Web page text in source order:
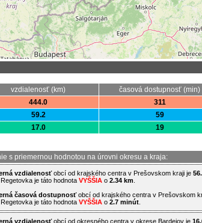
vzdialenosť (km) časová dostupnosť (min)
444.0 311
59.2 59
17.0 19
s priemernou hodnotou na úrovni okresu a kraja:
vzdialenosťobcí od krajského centra v Prešovskom kraji je
je táto hodnota VYŠŠIA o 2.34 km
časová dostupnosťobcí od krajského centra v Prešovskom
je táto hodnota VYŠŠIA o 2.7 minút
vzdialenosťobcí od okresného centra v okrese Bardejov je